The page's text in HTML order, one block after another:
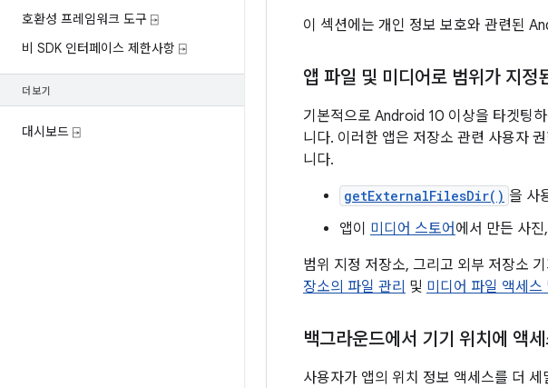
호환성 프레임워크 도구 ⍈
비 SDK 인터페이스 제한사항 ⍈
더보기
대시보드 ⍈
이 섹션에는 개인 정보 보호와 관련된
앱 파일 및 미디어로 범위가 지정
기본적으로 Android 10 이상을 타겟팅
니다. 이러한 앱은 저장소 관련 사용자
니다.
getExternalFilesDir() 을 사
앱이 미디어 스토어 에서 만든 사
범위 지정 저장소, 그리고 외부 저장소
장소의 파일 관리 및 미디어 파일 액세스
백그라운드에서 기기 위치에 액
사용자가 앱의 위치 정보 액세스를 더